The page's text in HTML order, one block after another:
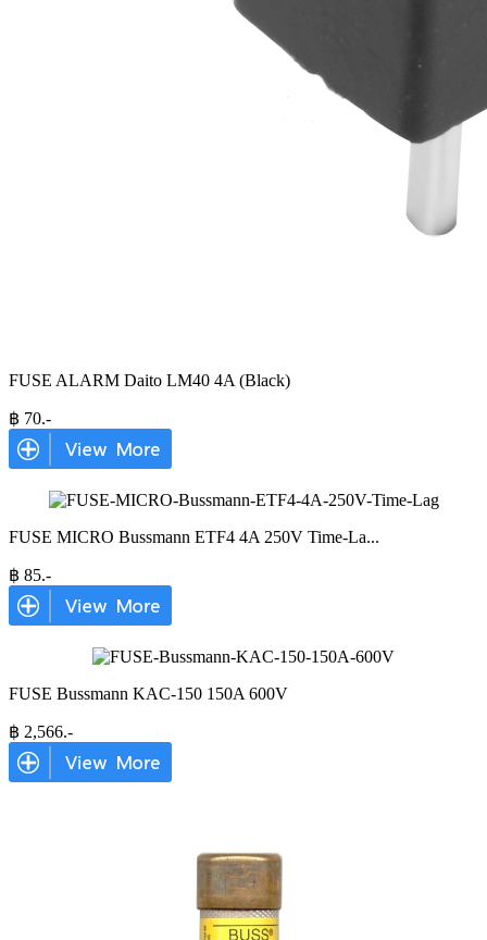
FUSE ALARM Daito LM40 4A (Black)
฿ 70.-
FUSE MICRO Bussmann ETF4 4A 250V Time-La...
฿ 85.-
FUSE Bussmann KAC-150 150A 600V
฿ 2,566.-